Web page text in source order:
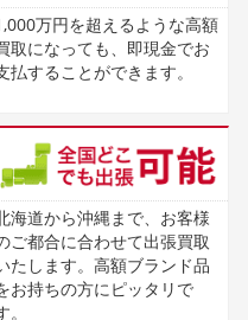
万円を超えるような高額
取になっても、即現金でお
払することができます。
海道から沖縄まで、お客様
ご都合に合わせて出張買取
たします。高額ブランド品
お持ちの方にピッタリで
。